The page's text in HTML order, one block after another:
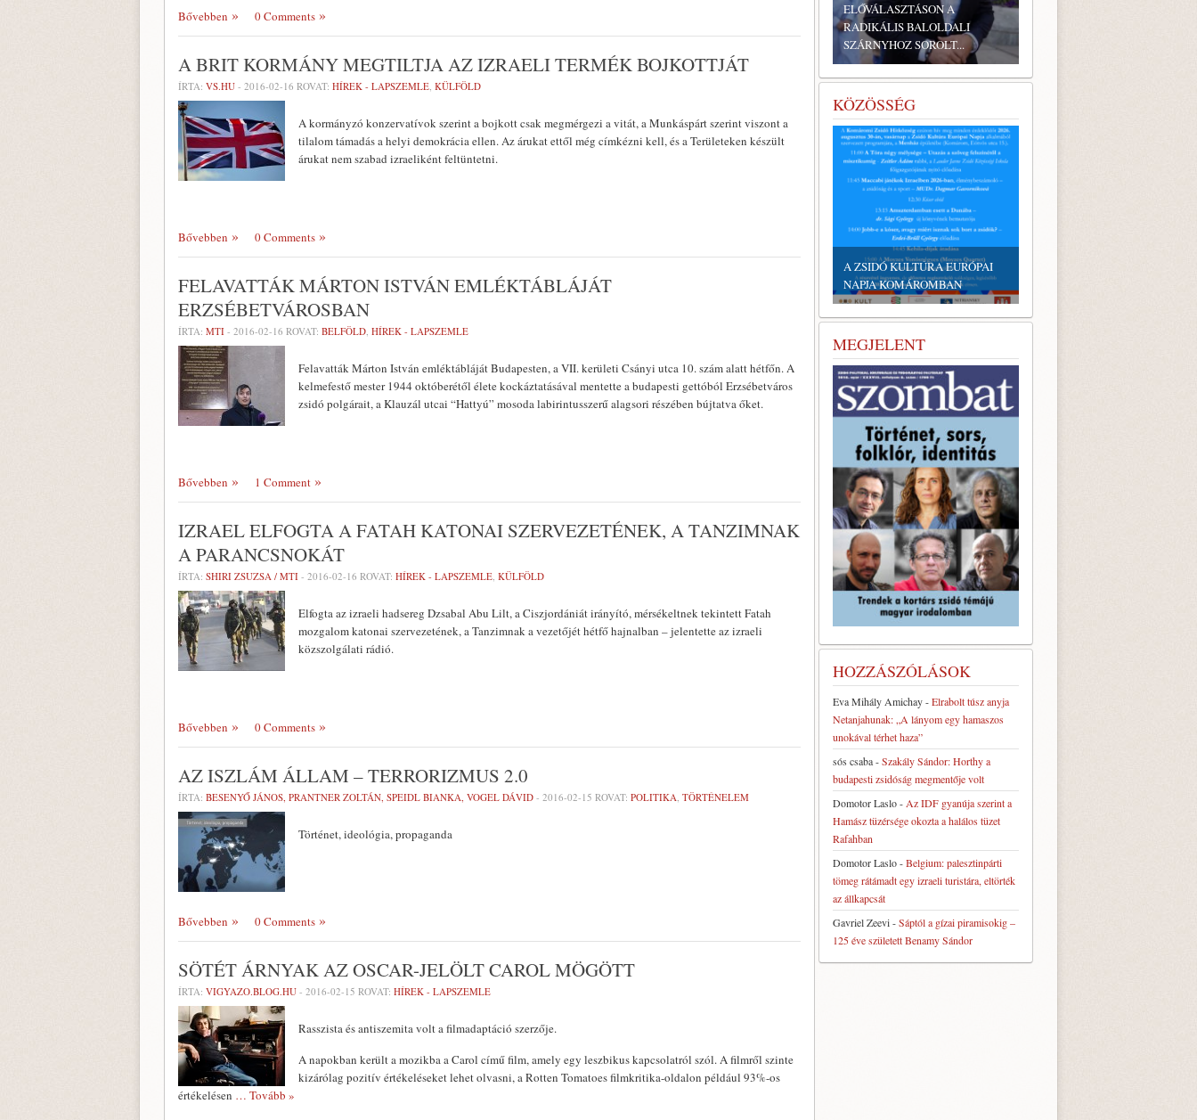
Bővebben 0 Comments
A BRIT KORMÁNY MEGTILTJA AZ IZRAELI TERMÉK BOJKOTTJÁT
ÍRTA: VS.HU - 2016-02-16 ROVAT: HÍREK - LAPSZEMLE, KÜLFÖLD
A kormányzó konzervatívok szerint a bojkott csak megmérgezi a vitát, a Munkáspárt szerint viszont a
tilalom támadás a helyi demokrácia ellen. Az árukat ettől még címkézni kell, és a Területeken készült
árukat nem szabad izraeliként feltüntetni.
Bővebben 0 Comments
FELAVATTÁK MÁRTON ISTVÁN EMLÉKTÁBLÁJÁT
ERZSÉBETVÁROSBAN
ÍRTA: MTI - 2016-02-16 ROVAT: BELFÖLD, HÍREK - LAPSZEMLE
Felavatták Márton István emléktábláját Budapesten, a VII. kerületi Csányi utca 10. szám alatt hétfőn. A
kelmefestő mester 1944 októberétől élete kockáztatásával mentette a budapesti gettóból Erzsébetváros
zsidó polgárait, a Klauzál utcai “Hattyú” mosoda labirintusszerű alagsori részében bújtatva őket.
Bővebben 1 Comment
IZRAEL ELFOGTA A FATAH KATONAI SZERVEZETÉNEK, A TANZIMNAK
A PARANCSNOKÁT
ÍRTA: SHIRI ZSUZSA / MTI - 2016-02-16 ROVAT: HÍREK - LAPSZEMLE, KÜLFÖLD
Elfogta az izraeli hadsereg Dzsabal Abu Lilt, a Ciszjordániát irányító, mérsékeltnek tekintett Fatah
mozgalom katonai szervezetének, a Tanzimnak a vezetőjét hétfő hajnalban – jelentette az izraeli
közszolgálati rádió.
Bővebben 0 Comments
AZ ISZLÁM ÁLLAM – TERRORIZMUS 2.0
ÍRTA: BESENYŐ JÁNOS, PRANTNER ZOLTÁN, SPEIDL BIANKA, VOGEL DÁVID - 2016-02-15 ROVAT: POLITIKA, TÖRTÉNELEM
Történet, ideológia, propaganda
Bővebben 0 Comments
SÖTÉT ÁRNYAK AZ OSCAR-JELÖLT CAROL MÖGÖTT
ÍRTA: VIGYAZO.BLOG.HU - 2016-02-15 ROVAT: HÍREK - LAPSZEMLE
Rasszista és antiszemita volt a filmadaptáció szerzője.
A napokban került a mozikba a Carol című film, amely egy leszbikus kapcsolatról szól. A filmről szinte
kizárólag pozitív értékeléseket lehet olvasni, a Rotten Tomatoes filmkritika-oldalon például 93%-os
értékelésen … Tovább »
ELŐVÁLASZTÁSON A
RADIKÁLIS BALOLDALI
SZÁRNYHOZ SOROLT...
KÖZÖSSÉG
A ZSIDÓ KULTÚRA EURÓPAI
NAPJA KOMÁROMBAN
MEGJELENT
HOZZÁSZÓLÁSOK
Eva Mihály Amichay-Elrabolt túsz anyja
Netanjahunak: „A lányom egy hamaszos
unokával térhet haza”
sós csaba-Szakály Sándor: Horthy a
budapesti zsidóság megmentője volt
Domotor Laslo- Az IDF gyanúja szerint a
Hamász tüzérsége okozta a halálos tüzet
Rafahban
Domotor Laslo-Belgium: palesztinpárti
tömeg rátámadt egy izraeli turistára, eltörték
az állkapcsát
Gavriel Zeevi-Sáptól a gízai piramisokig –
125 éve született Benamy Sándor